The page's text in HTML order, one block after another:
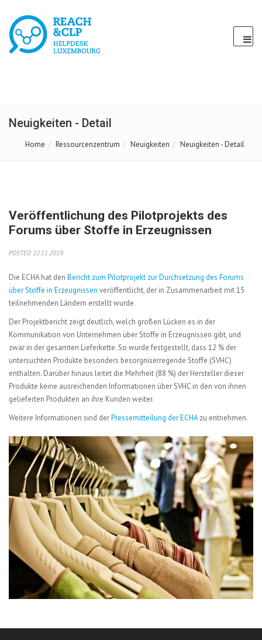
Neuigkeiten - Detail
Home Ressourcenzentrum Neuigkeiten Neuigkeiten - Detail
Veröffentlichung des Pilotprojekts des
Forums über Stoffe in Erzeugnissen
POSTED 22.11.2019
Die ECHA hat den Bericht zum Pilotprojekt zur Durchsetzung des Forums
über Stoffe in Erzeugnissen veröffentlicht, der in Zusammenarbeit mit 15
teilnehmenden Ländern erstellt wurde.
Der Projektbericht zeigt deutlich, welch großen Lücken es in der
Kommunikation von Unternehmen über Stoffe in Erzeugnissen gibt, und
zwar in der gesamten Lieferkette. So wurde festgestellt, dass 12 % der
untersuchten Produkte besonders besorgniserregende Stoffe (SVHC)
enthalten. Darüber hinaus leitet die Mehrheit (88 %) der Hersteller dieser
Produkte keine ausreichenden Informationen über SVHC in den von ihnen
gelieferten Produkten an ihre Kunden weiter.
Weitere Informationen sind derPressemitteilung der ECHAzu entnehmen.